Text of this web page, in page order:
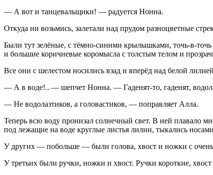
— А вот и танцевальщики! — радуется Нонна.
Откуда ни возьмись, залетали над прудом разноцветные
Были тут зелёные, с тёмно-синими крылышками, точь-в-
и большие коричневые коромысла с толстым телом и
Все они с шелестом носились взад и вперёд над белой
— А в воде!.. — шепчет Нонна. — Гаденят-то, гаденят,
— Не водолазтиков, а головастиков, — поправляет Алла.
Теперь всю воду пронизал солнечный свет. В ней плавало
под лежащие на воде круглые листья лилии, тыкались
У других — побольше — были голова, хвост и ножки с
У третьих были ручки, ножки и хвост. Ручки короткие,